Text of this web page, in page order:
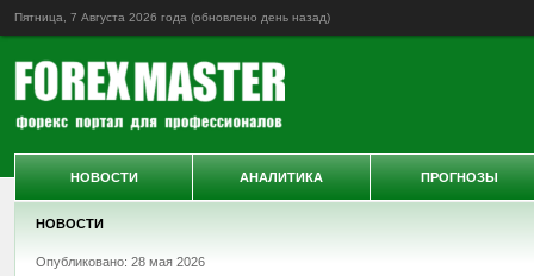
Пятница, 7 Августа 2026 года (обновлено день назад)
НОВОСТИ
Опубликовано: 28 мая 2026
НОВОСТИ АНАЛИТИКА ПРОГНОЗЫ